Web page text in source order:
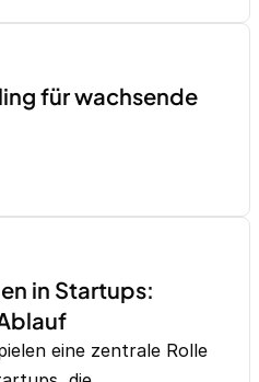
für wachsende
in Startups:
eine zentrale Rolle